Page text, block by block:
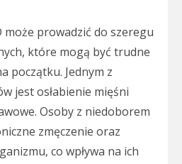
prowadzić do szeregu
które mogą być trudne
początku. Jednym z
jest osłabienie mięśni
Osoby z niedoborem
zmęczenie oraz
co wpływa na ich